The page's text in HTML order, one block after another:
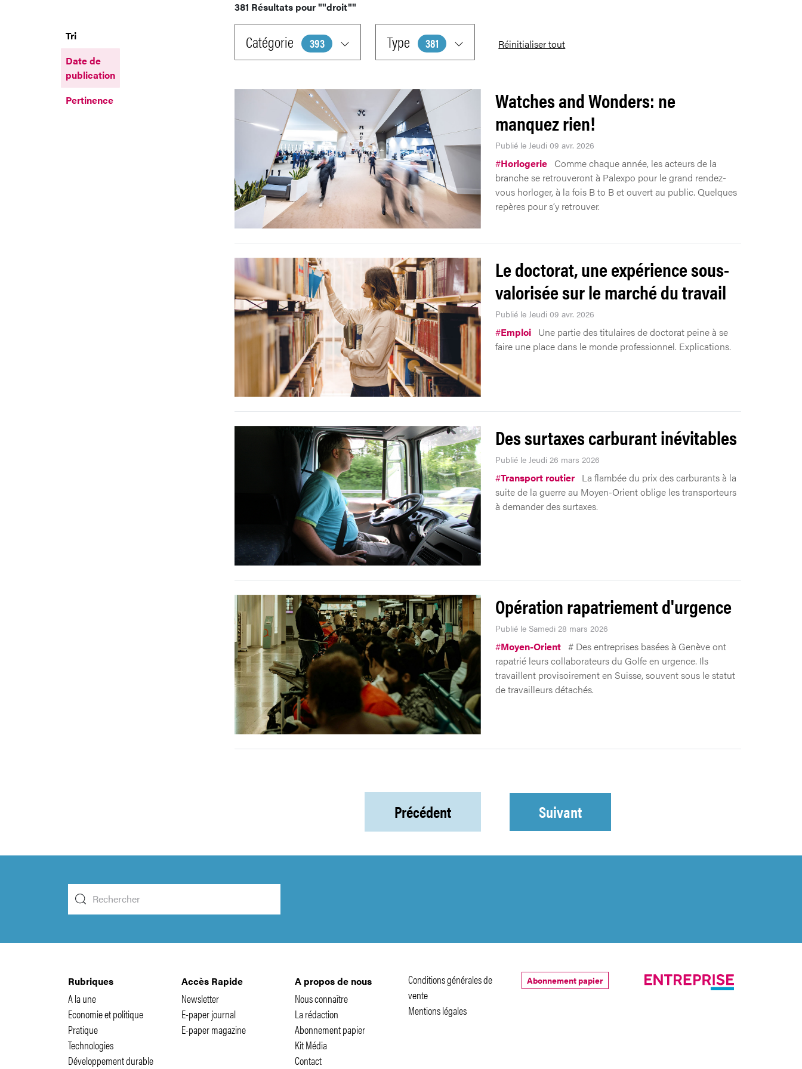
381 Résultats pour""droit""
Tri
Date de
publication
Pertinence
Catégorie 393 Type 381 Réinitialiser tout
Watches and Wonders: ne
manquez rien!
Publié le Jeudi 09 avr. 2026
#Horlogerie Comme chaque année, les acteurs de la
branche se retrouveront à Palexpo pour le grand rendez-
vous horloger, à la fois B to B et ouvert au public. Quelques
repères pour s’y retrouver.
Le doctorat, une expérience sous-
valorisée sur le marché du travail
Publié le Jeudi 09 avr. 2026
#Emploi Une partie des titulaires de doctorat peine à se
faire une place dans le monde professionnel. Explications.
Des surtaxes carburant inévitables
Publié le Jeudi 26 mars 2026
#Transport routier La flambée du prix des carburants à la
suite de la guerre au Moyen-Orient oblige les transporteurs
à demander des surtaxes.
Opération rapatriement d'urgence
Publié le Samedi 28 mars 2026
#Moyen-Orient # Des entreprises basées à Genève ont
rapatrié leurs collaborateurs du Golfe en urgence. Ils
travaillent provisoirement en Suisse, souvent sous le statut
de travailleurs détachés.
Précédent Suivant
Rubriques
A la une
Economie et politique
Pratique
Technologies
Développement durable
Accès Rapide
Newsletter
E-paper journal
E-paper magazine
A propos de nous
Nous connaître
La rédaction
Abonnement papier
Kit Média
Contact
Conditions générales de
vente
Mentions légales
Abonnement papier